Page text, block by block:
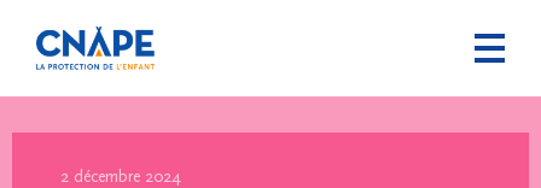
2 décembre 2024